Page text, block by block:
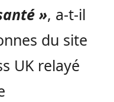
», a-t-il
du site
UK relayé